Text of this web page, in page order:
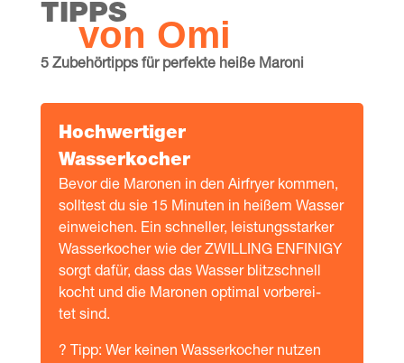
TIPPS
von Omi
5 Zube­hör­tipps für per­fek­te hei­ße Maroni
Hoch­wer­ti­ger
Wasserkocher
Bevor die Maro­nen in den Air­fry­er kom­men,
soll­test du sie 15 Minu­ten in hei­ßem Was­ser
ein­wei­chen. Ein schnel­ler, leis­tungs­star­ker
Was­ser­ko­cher wie der ZWILLING ENFINIGY
sorgt dafür, dass das Was­ser blitz­schnell
kocht und die Maro­nen opti­mal vor­be­rei­
tet sind.
? Tipp: Wer kei­nen Was­ser­ko­cher nut­zen